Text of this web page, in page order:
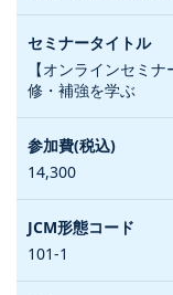
【オンラインセミ
修・補強を学ぶ
14,300
101-1